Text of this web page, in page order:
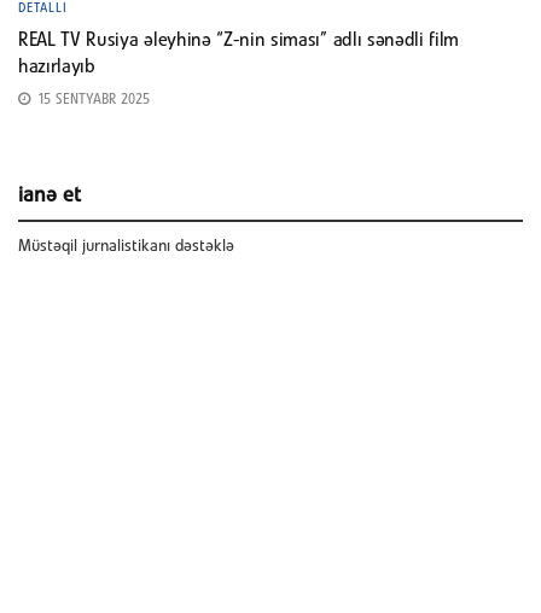
DETALLI
REAL TV Rusiya əleyhinə “Z-nin siması” adlı sənədli film
hazırlayıb
15 SENTYABR 2025
ianə et
Müstəqil jurnalistikanı dəstəklə